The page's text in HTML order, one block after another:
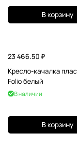
В корзину
23 466.50 ₽
Кресло-качалка
Folio белый
В наличии
В корзину